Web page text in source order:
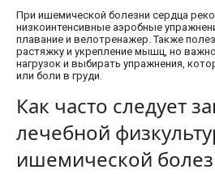
При ишемической болезни сердца
низкоинтенсивные аэробные
плавание и велотренажер. Также
растяжку и укрепление мышц, но
нагрузок и выбирать упражнения,
или боли в груди.
Как часто следует
лечебной
ишемической